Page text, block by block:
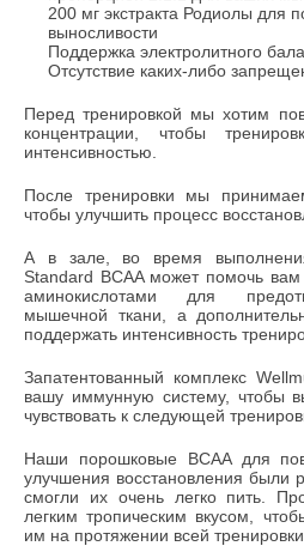
200 мг экстракта Родиолы для
выносливости
Поддержка электролитного
Отсутствие каких-либо
Перед тренировкой мы хотим
концентрации, чтобы
интенсивностью.
После тренировки мы
чтобы улучшить процесс
А в зале, во время
Standard BCAA может помочь
аминокислотами для
мышечной ткани, а
поддержать интенсивность
Запатентованный комплекс
вашу иммунную систему, чтобы
чувствовать к следующей
Наши порошковые BCAA для
улучшения восстановления были
смогли их очень легко пить.
легким тропическим вкусом,
им на протяжении всей тренировки.